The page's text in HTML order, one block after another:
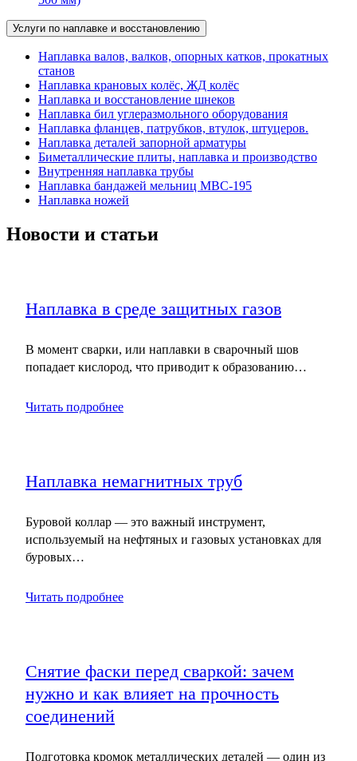
Услуги по наплавке и восстановлению
Наплавка валов, валков, опорных катков, прокатных
станов
Наплавка крановых колёс, ЖД колёс
Наплавка и восстановление шнеков
Наплавка бил углеразмольного оборудования
Наплавка фланцев, патрубков, втулок, штуцеров.
Наплавка деталей запорной арматуры
Биметаллические плиты, наплавка и производство
Внутренняя наплавка трубы
Наплавка бандажей мельниц МВС-195
Наплавка ножей
Новости и статьи
Наплавка в среде защитных газов
В момент сварки, или наплавки в сварочный шов
попадает кислород, что приводит к образованию…
Читать подробнее
Наплавка немагнитных труб
Буровой коллар — это важный инструмент,
используемый на нефтяных и газовых установках для
буровых…
Читать подробнее
Снятие фаски перед сваркой: зачем
нужно и как влияет на прочность
соединений
Подготовка кромок металлических деталей — один из